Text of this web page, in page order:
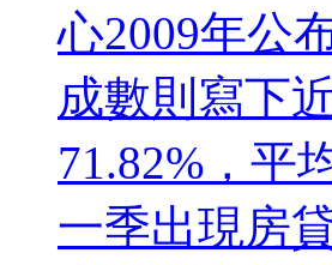
心2009年公
成數則寫下
71.82%，平
一季出現房